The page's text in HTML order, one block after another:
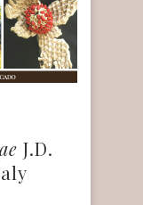
J.D.